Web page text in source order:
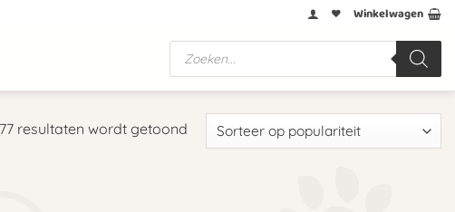
Winkelwagen
Producten
zoeken
resultaten wordt getoondGesorteerd